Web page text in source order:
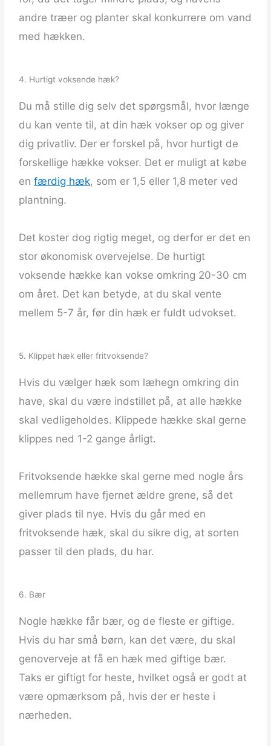
andre træer og planter skal konkurrere om vand
med hækken.
4. Hurtigt voksende hæk?
Du må stille dig selv det spørgsmål, hvor længe
du kan vente til, at din hæk vokser op og giver
dig privatliv. Der er forskel på, hvor hurtigt de
forskellige hække vokser. Det er muligt at købe
enfærdig hæk, som er 1,5 eller 1,8 meter ved
plantning.
Det koster dog rigtig meget, og derfor er det en
stor økonomisk overvejelse. De hurtigt
voksende hække kan vokse omkring 20-30 cm
om året. Det kan betyde, at du skal vente
mellem 5-7 år, før din hæk er fuldt udvokset.
5. Klippet hæk eller fritvoksende?
Hvis du vælger hæk som læhegn omkring din
have, skal du være indstillet på, at alle hække
skal vedligeholdes. Klippede hække skal gerne
klippes ned 1-2 gange årligt.
Fritvoksende hække skal gerne med nogle års
mellemrum have fjernet ældre grene, så det
giver plads til nye. Hvis du går med en
fritvoksende hæk, skal du sikre dig, at sorten
passer til den plads, du har.
6. Bær
Nogle hække får bær, og de fleste er giftige.
Hvis du har små børn, kan det være, du skal
genoverveje at få en hæk med giftige bær.
Taks er giftigt for heste, hvilket også er godt at
være opmærksom på, hvis der er heste i
nærheden.